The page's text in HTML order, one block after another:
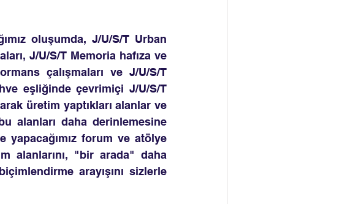
oluşumda, J/U/S/T Urban
J/U/S/T Memoria hafıza ve
çalışmaları ve J/U/S/T
eşliğinde çevrimiçi J/U/S/T
üretim yaptıkları alanlar ve
alanları daha derinlemesine
yapacağımız forum ve atölye
alanlarını, "bir arada" daha
arayışını sizlerle